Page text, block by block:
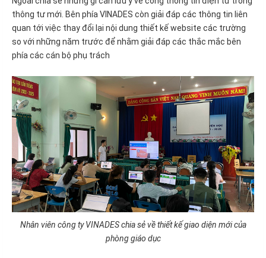
thông tư mới. Bên phía VINADES còn giải đáp các thông tin liên
quan tới việc thay đổi lại nội dung thiết kế website các trường
so với những năm trước để nhằm giải đáp các thắc mắc bên
phía các cán bộ phụ trách
Nhân viên công ty VINADES chia sẻ về thiết kế giao diện mới của
phòng giáo dục